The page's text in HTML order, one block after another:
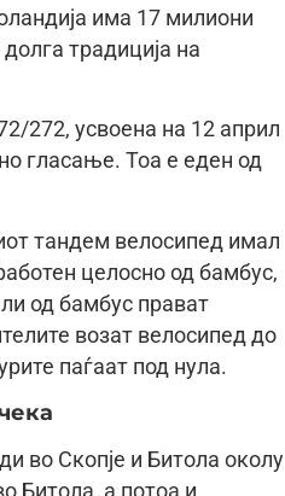
има 17 милиони
традиција на
272, усвоена на 12 април
гласање. Тоа е еден од
тандем велосипед имал
целосно од бамбус,
од бамбус прават
возат велосипед до
паѓаат под нула.
во Скопје и Битола околу